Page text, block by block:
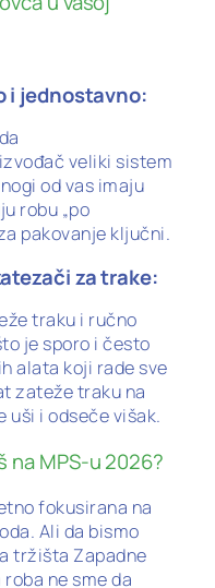
i jednostavno:
veliki sistem
od vas imaju
robu „po
pakovanje ključni.
za trake:
traku i ručno
je sporo i često
alata koji rade sve
zateže traku na
uši i odseče višak.
na MPS-u 2026?
fokusirana na
Ali da bismo
tržišta Zapadne
ne sme da